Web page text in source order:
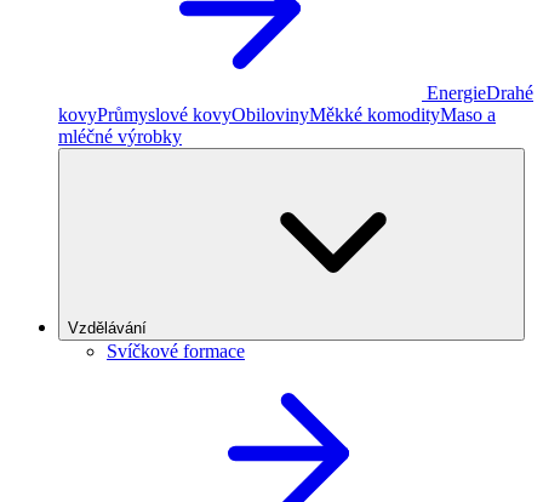
EnergieDrahé
kovyPrůmyslové kovyObilovinyMěkké komodityMaso a
mléčné výrobky
Vzdělávání
Svíčkové formace